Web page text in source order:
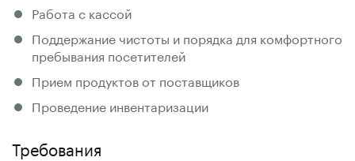
Работа с кассой
Поддержание чистоты и порядка для комфортного
пребывания посетителей
Прием продуктов от поставщиков
Проведение инвентаризации
Требования